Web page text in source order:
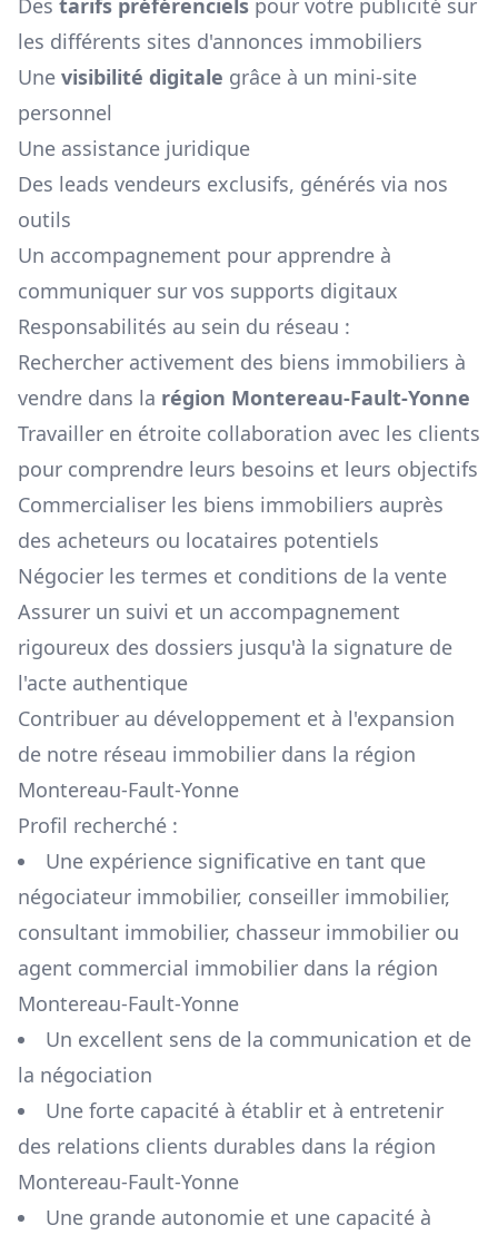
Des tarifs préférenciels pour votre publicité sur
les différents sites d'annonces immobiliers
Une visibilité digitale grâce à un mini-site
personnel
Une assistance juridique
Des leads vendeurs exclusifs, générés via nos
outils
Un accompagnement pour apprendre à
communiquer sur vos supports digitaux
Responsabilités au sein du réseau :
Rechercher activement des biens immobiliers à
vendre dans la région Montereau-Fault-Yonne
Travailler en étroite collaboration avec les clients
pour comprendre leurs besoins et leurs objectifs
Commercialiser les biens immobiliers auprès
des acheteurs ou locataires potentiels
Négocier les termes et conditions de la vente
Assurer un suivi et un accompagnement
rigoureux des dossiers jusqu'à la signature de
l'acte authentique
Contribuer au développement et à l'expansion
de notre réseau immobilier dans la région
Montereau-Fault-Yonne
Profil recherché :
Une expérience significative en tant que
négociateur immobilier, conseiller immobilier,
consultant immobilier, chasseur immobilier ou
agent commercial immobilier dans la région
Montereau-Fault-Yonne
Un excellent sens de la communication et de
la négociation
Une forte capacité à établir et à entretenir
des relations clients durables dans la région
Montereau-Fault-Yonne
Une grande autonomie et une capacité à